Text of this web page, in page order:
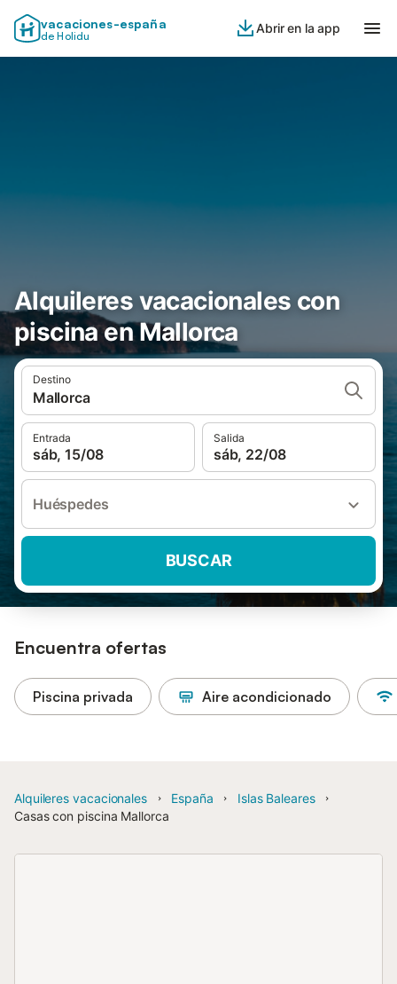
vacaciones-españa
de Holidu
Abrir en la app
Alquileres vacacionales con
piscina en Mallorca
Destino
Mallorca
Entrada
sáb, 15/08
Salida
sáb, 22/08
Huéspedes
BUSCAR
Encuentra ofertas
Piscina privada Aire acondicionado
Alquileres vacacionales España
Islas Baleares
Casas con piscina Mallorca